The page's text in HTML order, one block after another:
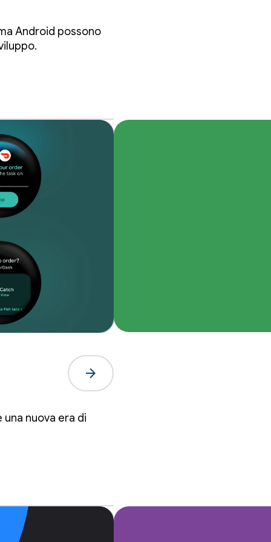
Android possono
arrow_forward
nuova era di